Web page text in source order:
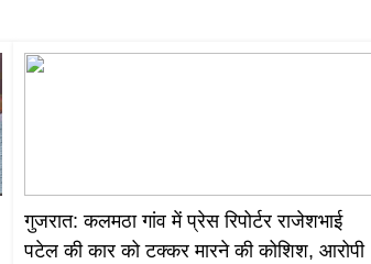
गुजरात: कलमठा गांव में प्रेस रिपोर्टर राजेशभाई
पटेल की कार को टक्कर मारने की कोशिश, आरोपी